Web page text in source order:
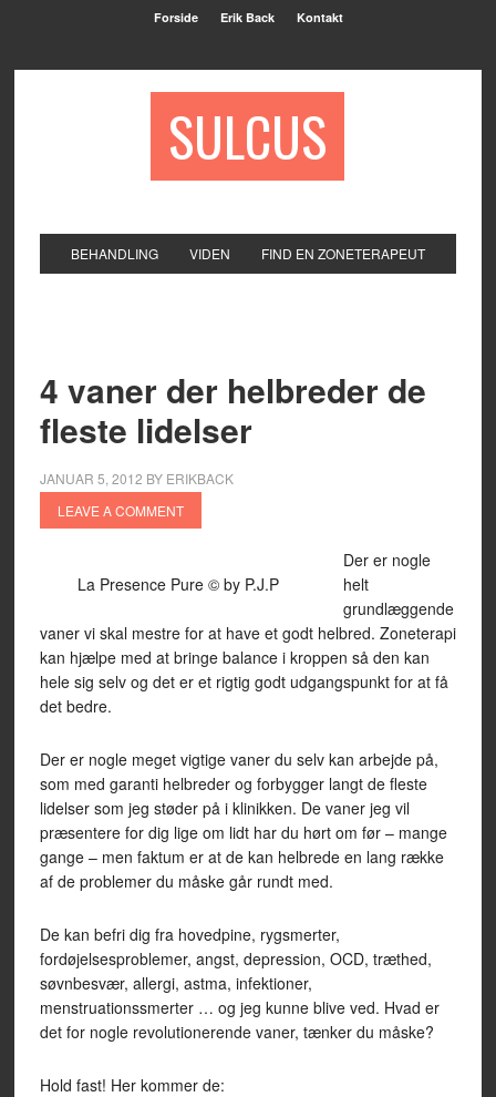
Forside Erik Back Kontakt
SULCUS
BEHANDLING VIDEN FIND EN ZONETERAPEUT
4 vaner der helbreder de
fleste lidelser
JANUAR 5, 2012 BY ERIKBACK
LEAVE A COMMENT
La Presence Pure © by P.J.P
Der er nogle
helt
grundlæggende
vaner vi skal mestre for at have et godt helbred. Zoneterapi
kan hjælpe med at bringe balance i kroppen så den kan
hele sig selv og det er et rigtig godt udgangspunkt for at få
det bedre.
Der er nogle meget vigtige vaner du selv kan arbejde på,
som med garanti helbreder og forbygger langt de fleste
lidelser som jeg støder på i klinikken. De vaner jeg vil
præsentere for dig lige om lidt har du hørt om før – mange
gange – men faktum er at de kan helbrede en lang række
af de problemer du måske går rundt med.
De kan befri dig fra hovedpine, rygsmerter,
fordøjelsesproblemer, angst, depression, OCD, træthed,
søvnbesvær, allergi, astma, infektioner,
menstruationssmerter … og jeg kunne blive ved. Hvad er
det for nogle revolutionerende vaner, tænker du måske?
Hold fast! Her kommer de: